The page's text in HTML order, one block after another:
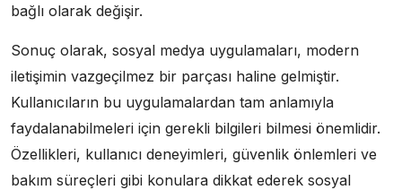
bağlı olarak değişir.
Sonuç olarak, sosyal medya uygulamaları, modern
iletişimin vazgeçilmez bir parçası haline gelmiştir.
Kullanıcıların bu uygulamalardan tam anlamıyla
faydalanabilmeleri için gerekli bilgileri bilmesi önemlidir.
Özellikleri, kullanıcı deneyimleri, güvenlik önlemleri ve
bakım süreçleri gibi konulara dikkat ederek sosyal